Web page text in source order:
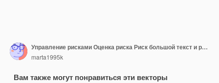
Управление рисками Оценка риска Риск большой текст и ручка уровней Бизнес и инвестиционная концепция
marta1995k
Вам также могут понравиться эти векторы